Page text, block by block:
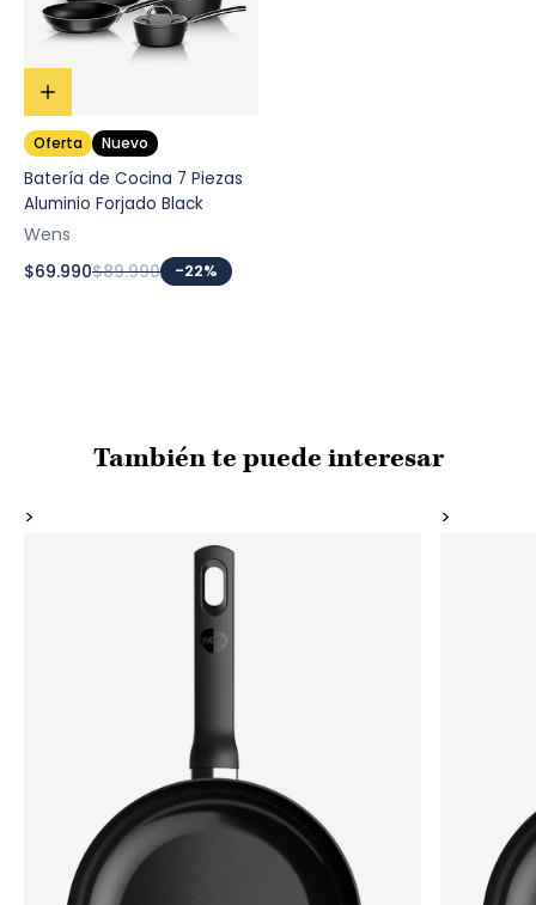
Oferta Nuevo
Batería de Cocina 7 Piezas
Aluminio Forjado Black
Wens
$69.990$89.990 -22%
También te puede interesar
> >